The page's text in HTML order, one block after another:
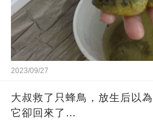
2023/09/27
大叔救了只蜂鳥，放生后以
它卻回來了…